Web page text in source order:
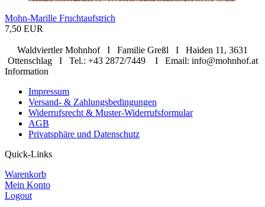
Mohn-Marille Fruchtaufstrich
7,50 EUR
Waldviertler Mohnhof I Familie Greßl I Haiden 11, 3631
Ottenschlag I Tel.: +43 2872/7449 I Email: info@mohnhof.at
Information
Impressum
Versand- & Zahlungsbedingungen
Widerrufsrecht & Muster-Widerrufsformular
AGB
Privatsphäre und Datenschutz
Quick-Links
Warenkorb
Mein Konto
Logout